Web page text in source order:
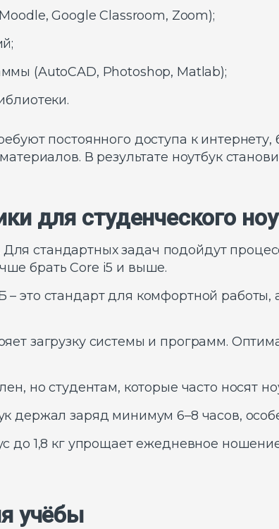
Google Classroom, Zoom);
(AutoCAD, Photoshop, Matlab);
постоянного доступа к
В результате ноутбук
для студенческого
Для стандартных задач подойдут
брать Core i5 и выше.
это стандарт для комфортной
загрузку системы и программ.
но студентам, которые часто носят
держал заряд минимум 6–8 часов,
до 1,8 кг упрощает ежедневное
учёбы